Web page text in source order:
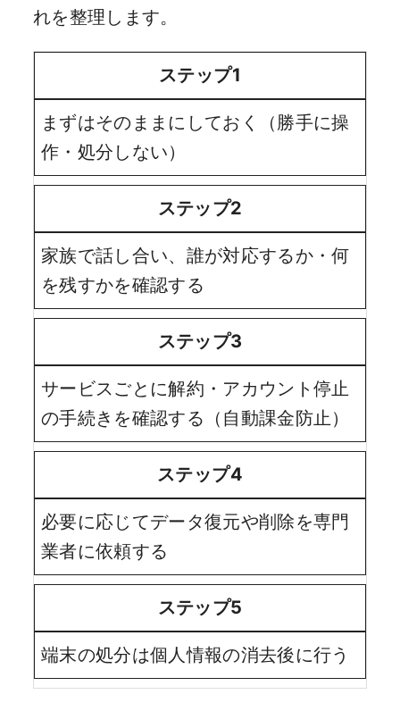
れを整理します。
ステップ1
まずはそのままにしておく（勝手に操
作・処分しない）
ステップ2
家族で話し合い、誰が対応するか・何
を残すかを確認する
ステップ3
サービスごとに解約・アカウント停止
の手続きを確認する（自動課金防止）
ステップ4
必要に応じてデータ復元や削除を専門
業者に依頼する
ステップ5
端末の処分は個人情報の消去後に行う